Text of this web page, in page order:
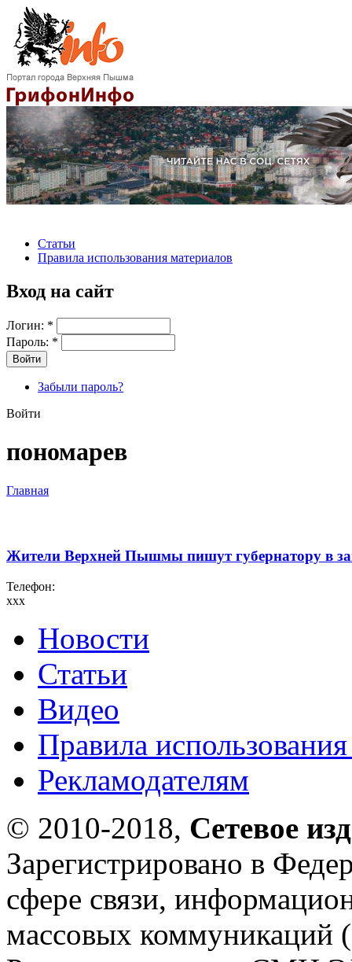
Статьи
Правила использования материалов
Вход на сайт
Логин: *
Пароль: *
Забыли пароль?
Войти
пономарев
Главная
Жители Верхней Пышмы пишут губернатору в
Телефон:
xxx
Новости
Статьи
Видео
Правила
Рекламодателям
© 2010-2018, Сетевое
Зарегистрировано в
сфере связи,
массовых коммуникаций